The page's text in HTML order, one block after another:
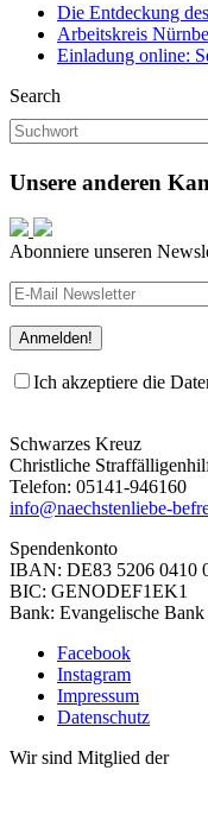
Die Entdeckung
Arbeitskreis
Einladung online:
Search
Unsere anderen
Abonniere unseren
Ich akzeptiere die
Schwarzes Kreuz
Christliche
Telefon: 05141-946160
info@naechstenliebe-
Spendenkonto
IBAN: DE83 5206 0410
BIC: GENODEF1EK1
Bank: Evangelische Bank
Facebook
Instagram
Impressum
Datenschutz
Wir sind Mitglied der